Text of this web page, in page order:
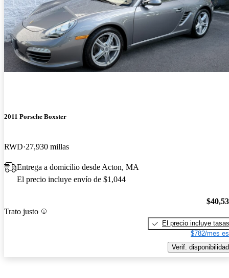
2011 Porsche Boxster
RWD 27,930 millas
Entrega a domicilio desde Acton, MA
El precio incluye envío de $1,044
Trato justo
El precio incluye tasas
$782/mes
Verif. disponibilidad